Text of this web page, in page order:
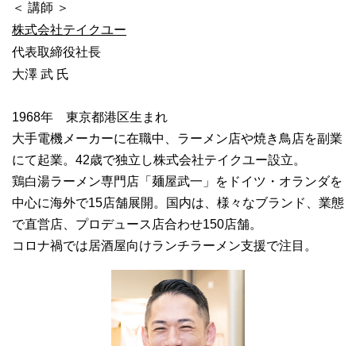
＜ 講師 ＞
株式会社テイクユー
代表取締役社長
大澤 武 氏
1968年 東京都港区生まれ
大手電機メーカーに在職中、ラーメン店や焼き鳥店を副業
にて起業。42歳で独立し株式会社テイクユー設立。
鶏白湯ラーメン専門店「麺屋武一」をドイツ・オランダを
中心に海外で15店舗展開。国内は、様々なブランド、業態
で直営店、プロデュース店合わせ150店舗。
コロナ禍では居酒屋向けランチラーメン支援で注目。